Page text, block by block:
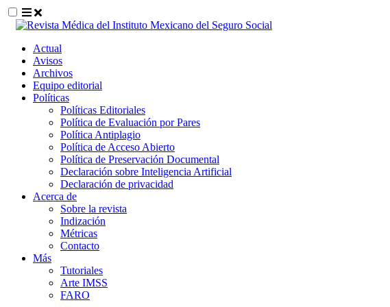
##plugins.themes.themeEleven.accessible_menu.label##
##plugins.themes.themeEleven.accessible_menu.main_navigation##
##plugins.themes.themeEleven.accessible_menu.main_content##
##plugins.themes.themeEleven.accessible_menu.sidebar##
Actual
Avisos
Archivos
Equipo editorial
Políticas
Políticas Editoriales
Política de Evaluación por Pares
Política Antiplagio
Política de Acceso Abierto
Política de Preservación Documental
Declaración sobre Inteligencia Artificial
Declaración de privacidad
Acerca de
Sobre la revista
Indización
Métricas
Contacto
Más
Tutoriales
Arte IMSS
FARO